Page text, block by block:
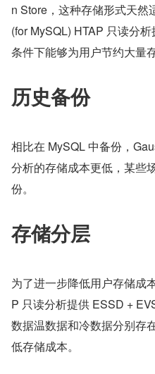
n Store，这种存储形式天然
(for MySQL) HTAP 只读分
条件下能够为用户节约大量
历史备份
相比在 MySQL 中备份，
分析的存储成本更低，某些
份。
存储分层
为了进一步降低用户存储成
P 只读分析提供 ESSD +
数据温数据和冷数据分别存
低存储成本。